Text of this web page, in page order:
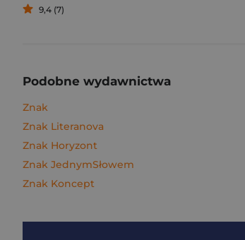
9,4 (7)
Podobne wydawnictwa
Znak
Znak Literanova
Znak Horyzont
Znak JednymSłowem
Znak Koncept